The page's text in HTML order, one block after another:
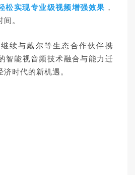
松实现专业级视频增强效果 ，
。
续与戴尔等生态合作伙伴携
智能视音频技术融合与能力迁
时代的新机遇。